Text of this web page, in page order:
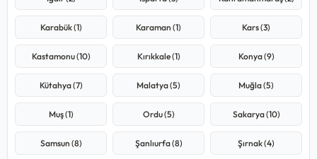
Karabük (1) Karaman (1) Kars (3)
Kastamonu (10) Kırıkkale (1) Konya (9)
Kütahya (7) Malatya (5) Muğla (5)
Muş (1) Ordu (5) Sakarya (10)
Samsun (8) Şanlıurfa (8) Şırnak (4)